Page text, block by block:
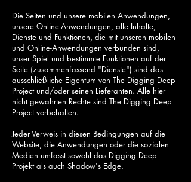
Die Seiten und unsere mobilen Anwendungen,
unsere Online-Anwendungen, alle Inhalte,
Dienste und Funktionen, die mit unseren mobilen
und Online-Anwendungen verbunden sind,
unser Spiel und bestimmte Funktionen auf der
Seite (zusammenfassend "Dienste") sind das
ausschließliche Eigentum von The Digging Deep
Project und/oder seinen Lieferanten. Alle hier
nicht gewährten Rechte sind The Digging Deep
Project vorbehalten.
Jeder Verweis in diesen Bedingungen auf die
Website, die Anwendungen oder die sozialen
Medien umfasst sowohl das Digging Deep
Projekt als auch Shadow's Edge.